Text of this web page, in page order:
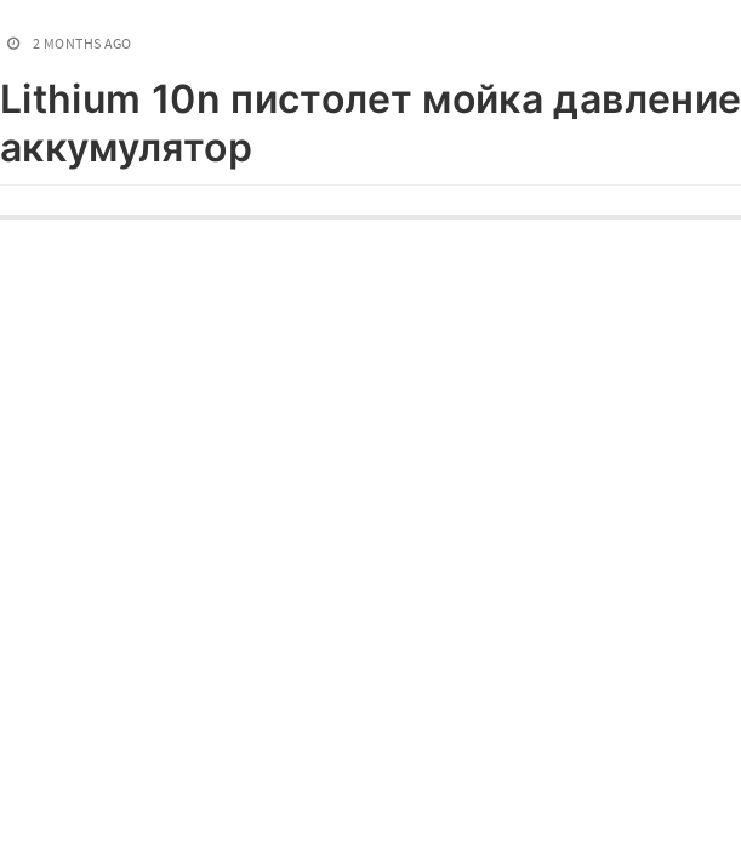
2 MONTHS AGO
Lithium 10n пистолет мойка давление
аккумулятор